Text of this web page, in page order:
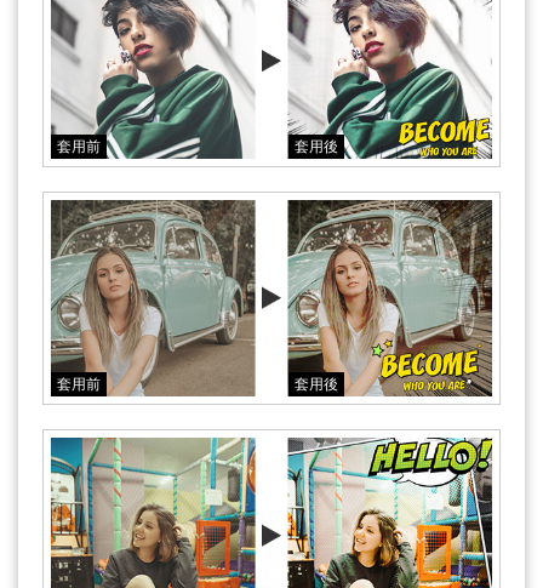
套用前 套用後
套用前 套用後